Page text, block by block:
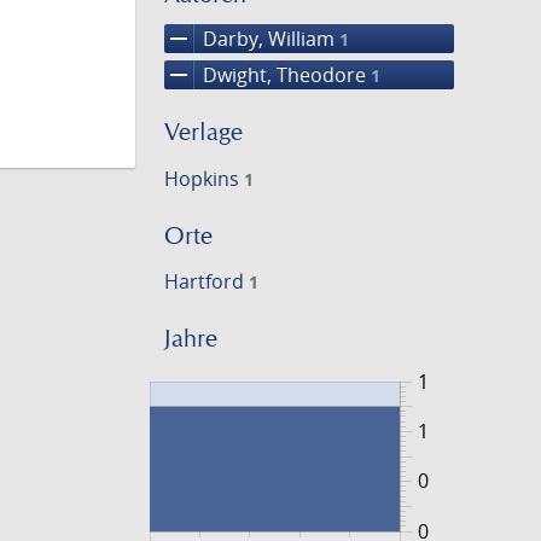
remove Darby, William 1
remove Dwight, Theodore 1
Verlage
Hopkins 1
Orte
Hartford 1
Jahre
0
1
0
1